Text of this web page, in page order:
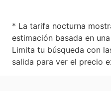
* La tarifa nocturna
estimación basada en
Limita tu búsqueda con
salida para ver el precio